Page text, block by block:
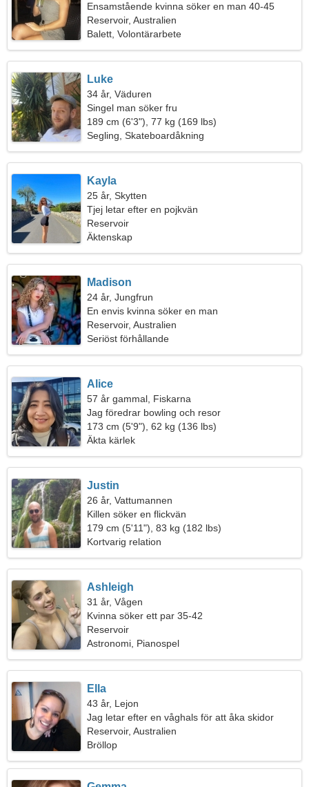
Ensamstående kvinna söker en man 40-45
Reservoir, Australien
Balett, Volontärarbete
Luke
34 år, Väduren
Singel man söker fru
189 cm (6'3"), 77 kg (169 lbs)
Segling, Skateboardåkning
Kayla
25 år, Skytten
Tjej letar efter en pojkvän
Reservoir
Äktenskap
Madison
24 år, Jungfrun
En envis kvinna söker en man
Reservoir, Australien
Seriöst förhållande
Alice
57 år gammal, Fiskarna
Jag föredrar bowling och resor
173 cm (5'9"), 62 kg (136 lbs)
Äkta kärlek
Justin
26 år, Vattumannen
Killen söker en flickvän
179 cm (5'11"), 83 kg (182 lbs)
Kortvarig relation
Ashleigh
31 år, Vågen
Kvinna söker ett par 35-42
Reservoir
Astronomi, Pianospel
Ella
43 år, Lejon
Jag letar efter en våghals för att åka skidor
tillsammans
Reservoir, Australien
Bröllop